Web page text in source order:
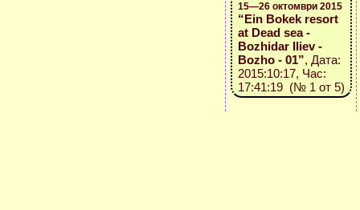
15—26 октомври 2015
“Ein Bokek resort
at Dead sea -
Bozhidar Iliev -
Bozho - 01”, Дата:
2015:10:17, Час:
17:41:19 (№ 1 от 5)